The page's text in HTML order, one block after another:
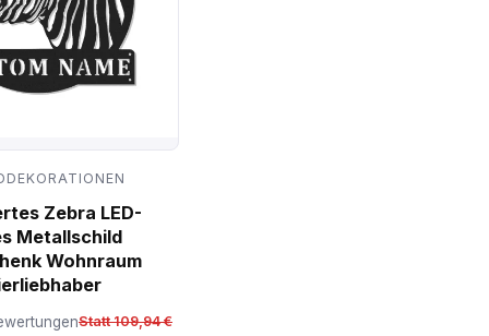
Zebra LED-
Metallschild
Wohnraum
Statt 109,94 €